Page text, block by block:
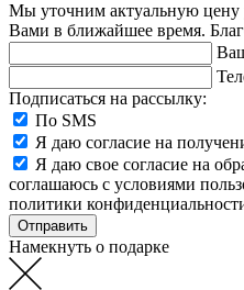
Мы уточним актуальную цену
Вами в ближайшее время.
Подписаться на рассылку:
По SMS
Я даю согласие на
Я даю свое согласие на
соглашаюсь с условиями
политики
Намекнуть о подарке